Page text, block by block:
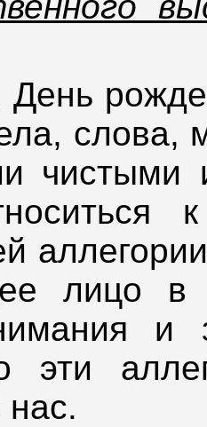
День
слова,
чистыми
лицо в
и
эти